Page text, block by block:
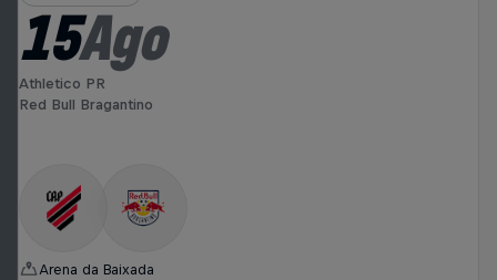
15Ago
Athletico PR
Red Bull Bragantino
Arena da Baixada